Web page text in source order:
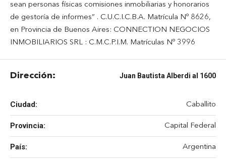
sean personas físicas comisiones inmobiliarias y honorarios
de gestoría de informes” . C.U.C.I.C.B.A. Matrícula Nº 8626,
en Provincia de Buenos Aires: CONNECTION NEGOCIOS
INMOBILIARIOS SRL : C.M.C.P.I.M. Matrículas Nº 3996
Dirección: Juan Bautista Alberdi al 1600
Ciudad: Caballito
Provincia: Capital Federal
País: Argentina